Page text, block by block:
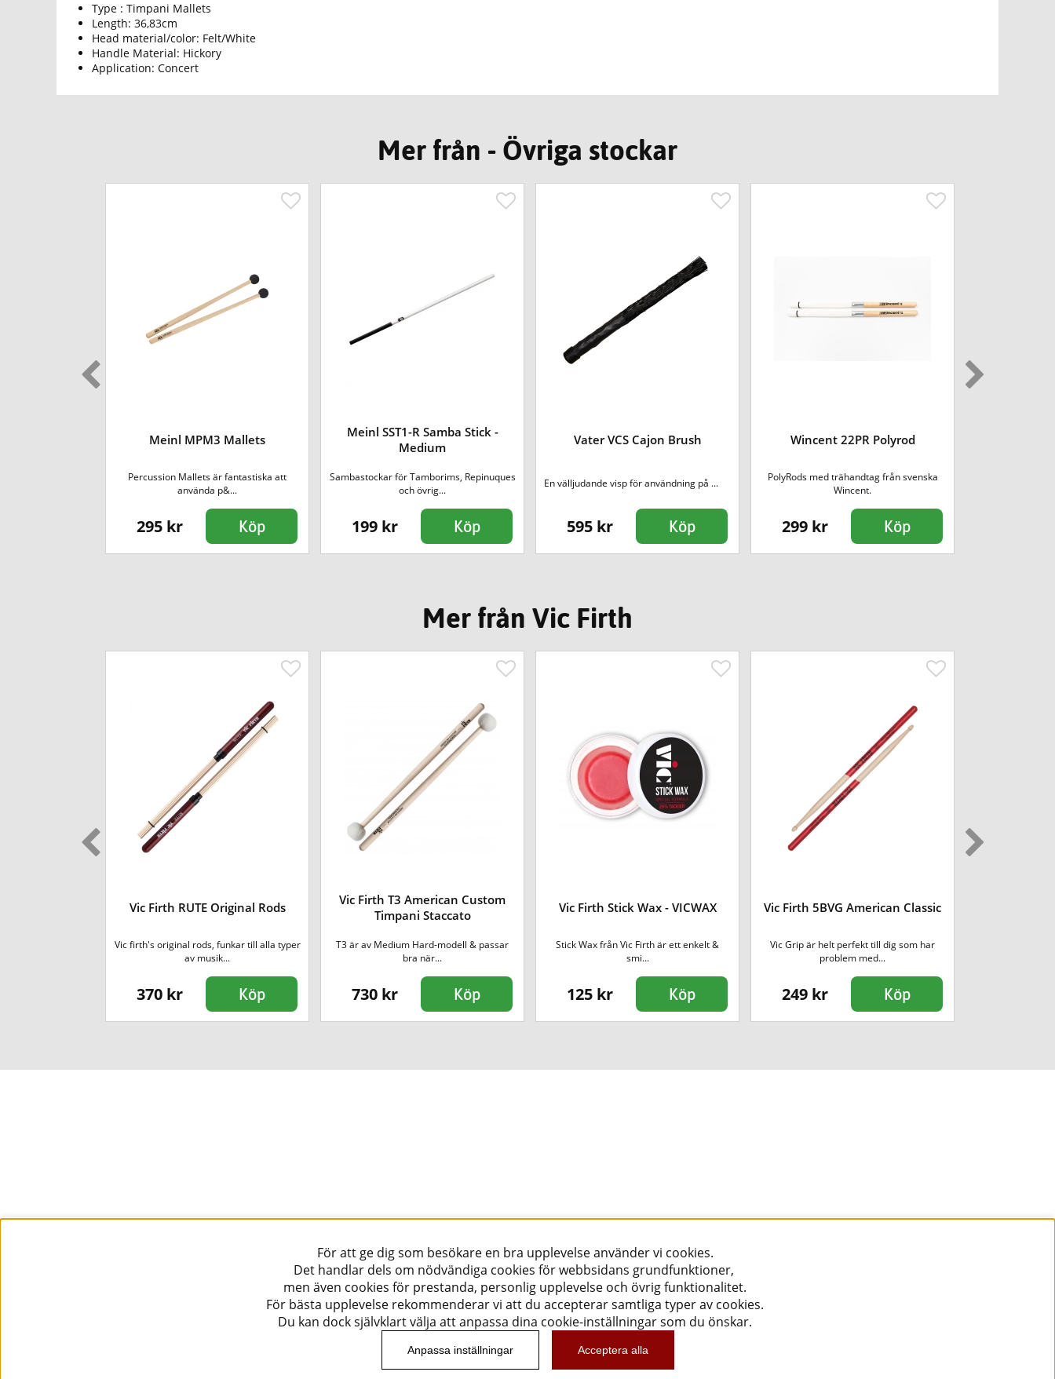
Type : Timpani Mallets
Length: 36,83cm
Head material/color: Felt/White
Handle Material: Hickory
Application: Concert
Mer från - Övriga stockar
Meinl MPM3 Mallets
Percussion Mallets är fantastiska att
använda p&...
295 kr Köp
Meinl SST1-R Samba Stick -
Medium
Sambastockar för Tamborims, Repinuques
och övrig...
199 kr Köp
Vater VCS Cajon Brush
En välljudande visp för användning på ...
595 kr Köp
Wincent 22PR Polyrod
PolyRods med trähandtag från svenska
Wincent.
299 kr Köp
Mer från Vic Firth
Vic Firth RUTE Original Rods
Vic firth's original rods, funkar till alla typer
av musik...
370 kr Köp
Vic Firth T3 American Custom
Timpani Staccato
T3 är av Medium Hard-modell & passar
bra när...
730 kr Köp
Vic Firth Stick Wax - VICWAX
Stick Wax från Vic Firth är ett enkelt &
smi...
125 kr Köp
Vic Firth 5BVG American Classic
Vic Grip är helt perfekt till dig som har
problem med...
249 kr Köp
För att ge dig som besökare en bra upplevelse använder vi cookies.
Det handlar dels om nödvändiga cookies för webbsidans grundfunktioner,
men även cookies för prestanda, personlig upplevelse och övrig funktionalitet.
För bästa upplevelse rekommenderar vi att du accepterar samtliga typer av cookies.
Du kan dock självklart välja att anpassa dina cookie-inställningar som du önskar.
Anpassa inställningar Acceptera alla